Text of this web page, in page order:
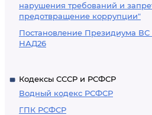
нарушения требований и
предотвращение коррупции"
Постановление Президиума ВС
НАД26
Кодексы СССР и РСФСР
Водный кодекс РСФСР
ГПК РСФСР